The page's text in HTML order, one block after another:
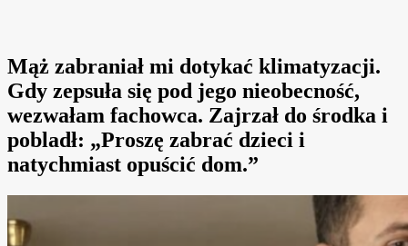
Mąż zabraniał mi dotykać klimatyzacji.
Gdy zepsuła się pod jego nieobecność,
wezwałam fachowca. Zajrzał do środka i
pobladł: „Proszę zabrać dzieci i
natychmiast opuścić dom.”